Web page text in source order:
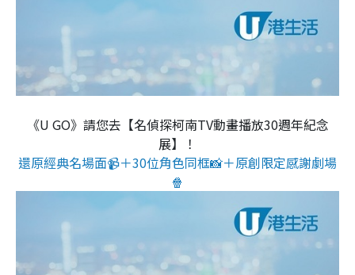
《U GO》請您去【名偵探柯南TV動畫播放30週年紀念
展】！
還原經典名場面📹＋30位角色同框📸＋原創限定感謝劇場
🍿